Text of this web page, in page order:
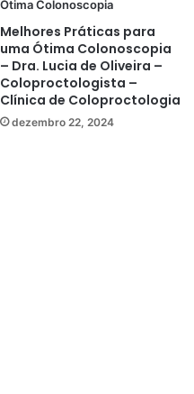
Melhores Práticas para
uma Ótima Colonoscopia
– Dra. Lucia de Oliveira –
Coloproctologista –
Clínica de Coloproctologia
dezembro 22, 2024